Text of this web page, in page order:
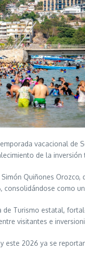
vacacional
de la inversión
Quiñones
como
Turismo estatal,
visitantes e
2026 ya se